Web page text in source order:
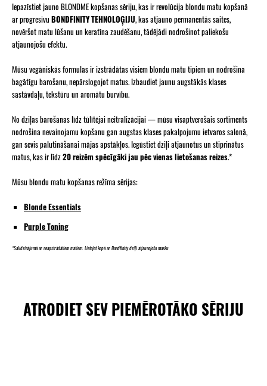
Iepazīstiet jauno BLONDME kopšanas sēriju, kas ir revolūcija blondu matu kopšanā
ar progresīvu BONDFINITY TEHNOLOĢIJU, kas atjauno permanentās saites,
novēršot matu lūšanu un keratīna zaudēšanu, tādējādi nodrošinot paliekošu
atjaunojošu efektu.
Mūsu vegāniskās formulas ir izstrādātas visiem blondu matu tipiem un nodrošina
bagātīgu barošanu, nepārslogojot matus. Izbaudiet jaunu augstākās klases
sastāvdaļu, tekstūru un aromātu burvību.
No dziļas barošanas līdz tūlītējai neitralizācijai — mūsu visaptverošais sortiments
nodrošina nevainojamu kopšanu gan augstas klases pakalpojumu ietvaros salonā,
gan sevis palutināšanai mājas apstākļos. Iegūstiet dziļi atjaunotus un stiprinātus
matus, kas ir līdz20 reizēm spēcīgāki jau pēc vienas lietošanas reizes.*
Mūsu blondu matu kopšanas režīma sērijas:
Blonde Essentials
Purple Toning
*Salīdzinājumā ar neapstrādātiem matiem. Lietojot kopā ar Bondfinity dziļi atjaunojošo masku
ATRODIET SEV PIEMĒROTĀKO SĒRIJU